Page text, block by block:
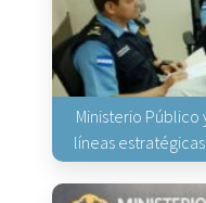
Ministerio Público
líneas